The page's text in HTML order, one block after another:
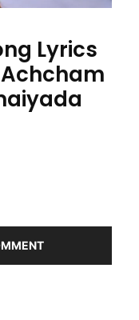
Lyrics